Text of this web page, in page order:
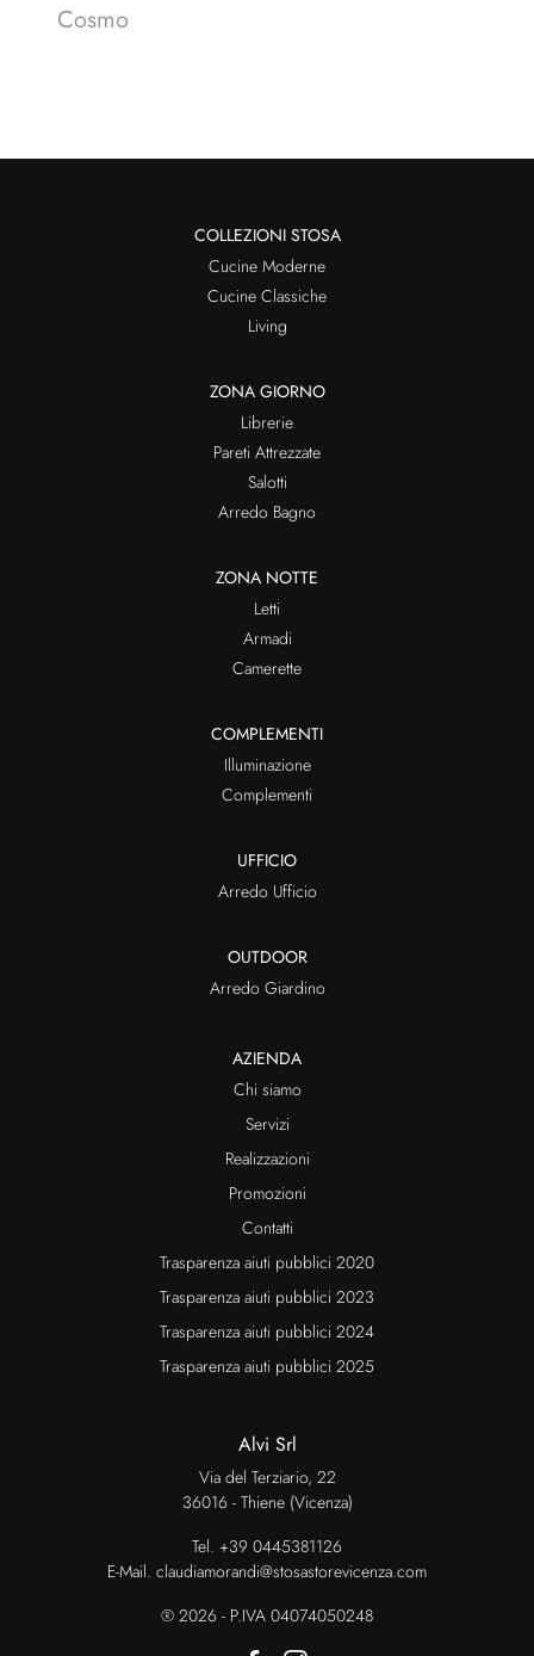
Cosmo
COLLEZIONI STOSA
Cucine Moderne
Cucine Classiche
Living
ZONA GIORNO
Librerie
Pareti Attrezzate
Salotti
Arredo Bagno
ZONA NOTTE
Letti
Armadi
Camerette
COMPLEMENTI
Illuminazione
Complementi
UFFICIO
Arredo Ufficio
OUTDOOR
Arredo Giardino
AZIENDA
Chi siamo
Servizi
Realizzazioni
Promozioni
Contatti
Trasparenza aiuti pubblici 2020
Trasparenza aiuti pubblici 2023
Trasparenza aiuti pubblici 2024
Trasparenza aiuti pubblici 2025
Alvi Srl
Via del Terziario, 22
36016 - Thiene (Vicenza)
Tel. +39 0445381126
E-Mail. claudiamorandi@stosastorevicenza.com
® 2026 - P.IVA 04074050248